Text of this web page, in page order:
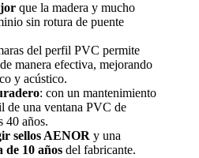
que la madera y mucho
sin rotura de puente
del perfil PVC permite
de manera efectiva, mejorando
y acústico.
: con un mantenimiento
de una ventana PVC de
40 años.
sellos AENOR y una
10 años del fabricante.